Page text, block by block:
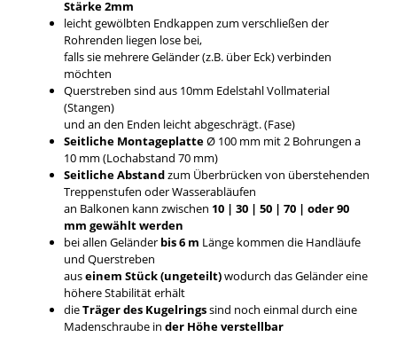
Stärke 2mm
leicht gewölbten Endkappen zum verschließen der
Rohrenden liegen lose bei,
falls sie mehrere Geländer (z.B. über Eck) verbinden
möchten
Querstreben sind aus 10mm Edelstahl Vollmaterial
(Stangen)
und an den Enden leicht abgeschrägt. (Fase)
Seitliche MontageplatteØ 100 mm mit 2 Bohrungen a
10 mm (Lochabstand 70 mm)
Seitliche Abstandzum Überbrücken von überstehenden
Treppenstufen oder Wasserabläufen
an Balkonen kann zwischen 10 | 30 | 50 | 70 | oder 90
mm gewählt werden
bei allen Geländer bis 6 m Länge kommen die Handläufe
und Querstreben
auseinem Stück (ungeteilt)wodurch das Geländer eine
höhere Stabilität erhält
dieTräger des Kugelringssind noch einmal durch eine
Madenschraube in der Höhe verstellbar